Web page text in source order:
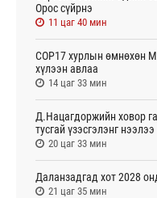
Орос сүйрнэ
11 цаг 40 мин
COP17 хурлын өмнөхөн
хүлээн авлаа
14 цаг 33 мин
Д.Нацагдоржийн ховор
тусгай үзэсгэлэнг нээлээ
20 цаг 33 мин
Даланзадгад хот 2028
21 цаг 35 мин